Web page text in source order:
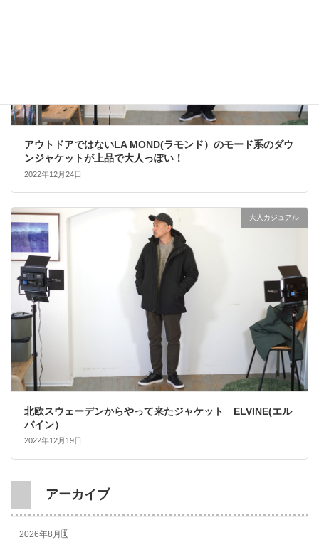
アウトドアではないLA MOND(ラモンド）のモード系のダウ
ンジャケットが上品で大人っぽい！
2022年12月24日
大人カジュアル
北欧スウェーデンからやって来たジャケット ELVINE(エル
バイン）
2022年12月19日
アーカイブ
2026年8月🗓